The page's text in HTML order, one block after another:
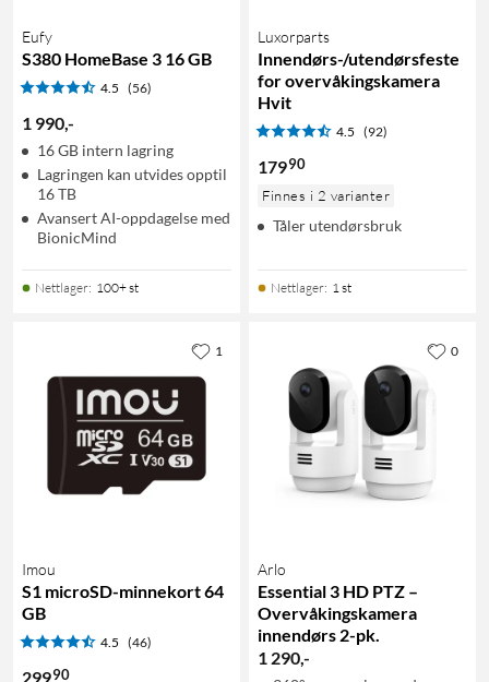
Eufy
S380 HomeBase 3 16 GB
4.5 (56)
1 990-
16 GB intern lagring
Lagringen kan utvides opptil
16 TB
Avansert AI-oppdagelse med
BionicMind
Nettlager: 100+ st
Luxorparts
Innendørs-/utendørsfeste
for overvåkingskamera
Hvit
4.5 (92)
17990
Finnes i 2 varianter
Tåler utendørsbruk
Nettlager: 1 st
Imou
S1 microSD-minnekort 64
GB
4.5 (46)
29990
1
Arlo
Essential 3 HD PTZ –
Overvåkingskamera
innendørs 2-pk.
1 290-
0